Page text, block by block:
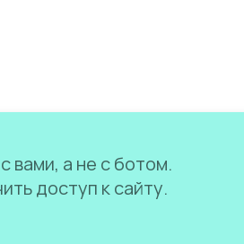
вами, а не с ботом.
доступ к сайту.